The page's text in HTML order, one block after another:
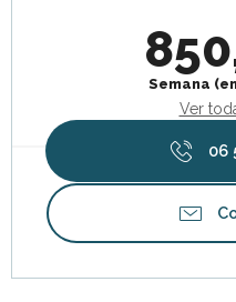
Semana
Ver
06